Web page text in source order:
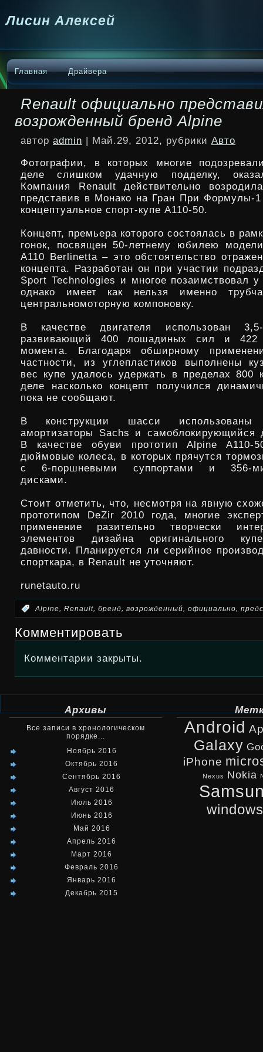
Лисин Алексей
Главная Драйвера
Renault официально
возрожденный бренд Alpine
автор admin | Май.29, 2012, рубрики Авто
Фотографии, в которых многие
деле слишком удачную подделку,
Компания Renault действительно
представив в Монако на Гран При Формулы-1
концептуальное спорт-купе А110-50.
Концепт, премьера которого состоялась в
гонок, посвящен 50-летнему юбилею
A110 Berlinetta – это обстоятельство
концепта. Разработан он при участии
Sport Technologies и многое позаимствовал
однако имеет как нельзя именно
центральномоторную компоновку.
В качестве двигателя использован
развивающий 400 лошадиных сил и 422
момента. Благодаря обширному
частности, из углепластиков выполнены
вес купе удалось удержать в пределах 800
деле насколько концепт получился
пока не сообщают.
В конструкции шасси использованы
амортизаторы Sachs и самоблокирующийся
В качестве обуви прототип Alpine A110-
дюймовые колеса, в которых прячутся
с 6-поршневыми суппортами и 356-
дисками.
Стоит отметить, что, несмотря на явную
прототипом DeZir 2010 года, многие
применение разительно творчески
элементов дизайна оригинального
давности. Планируется ли серийное
спорткара, в Renault не уточняют.
runetauto.ru
:Alpine, Renault, бренд, возрожденный, официально,
Комментировать
Комментарии закрыты.
Архивы
Все записи в хронологическом
порядке...
Ноябрь 2016
Октябрь 2016
Сентябрь 2016
Август 2016
Июль 2016
Июнь 2016
Май 2016
Апрель 2016
Март 2016
Февраль 2016
Январь 2016
Декабрь 2015
Android
Galaxy
iPhone
Nexus Nokia
windows